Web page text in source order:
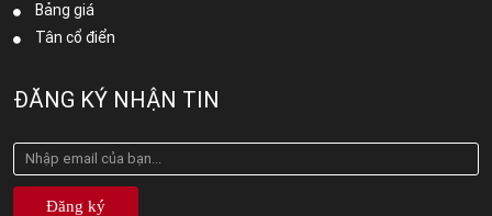
Bảng giá
Tân cổ điển
ĐĂNG KÝ NHẬN TIN
Đăng ký